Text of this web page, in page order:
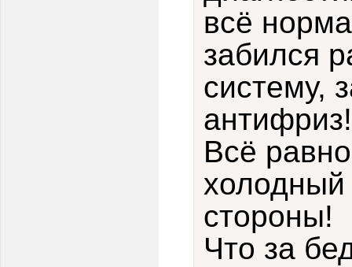
всё
забился
систему,
антифриз!
Всё
холодный
стороны!
Что за